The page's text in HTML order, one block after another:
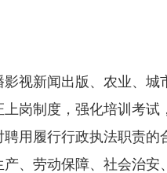
新闻出版、农业、城
岗制度，强化培训考
用履行行政执法职责
、劳动保障、社会治安